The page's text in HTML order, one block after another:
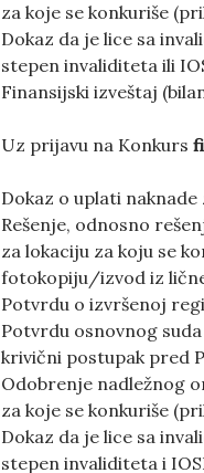
za koje se konkuriše
Dokaz da je lice sa
stepen invaliditeta ili
Finansijski izveštaj
Uz prijavu na Konkurs
Dokaz o uplati
Rešenje, odnosno
za lokaciju za koju se
fotokopiju/izvod iz
Potvrdu o izvršenoj
Potvrdu osnovnog
krivični postupak pred
Odobrenje nadležnog
za koje se konkuriše
Dokaz da je lice sa
stepen invaliditeta i